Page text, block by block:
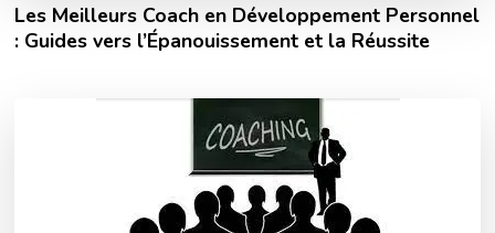
Les Meilleurs Coach en Développement Personnel
: Guides vers l’Épanouissement et la Réussite